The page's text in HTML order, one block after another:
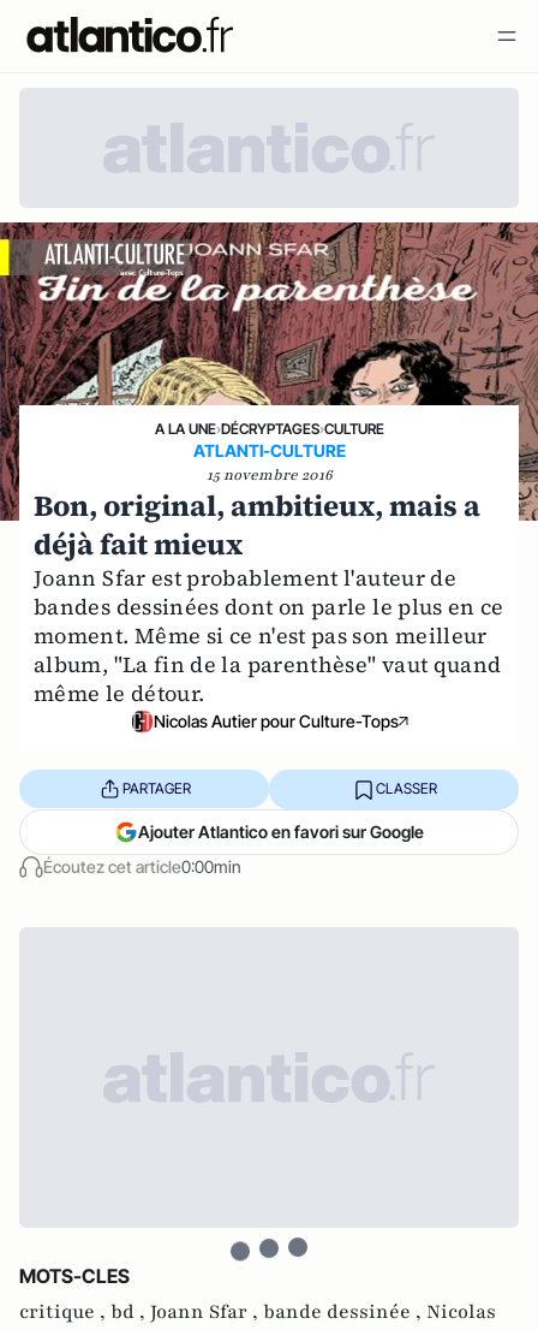
A LA UNE›DÉCRYPTAGES›CULTURE
ATLANTI-CULTURE
15 novembre 2016
Bon, original, ambitieux, mais a
déjà fait mieux
Joann Sfar est probablement l'auteur de
bandes dessinées dont on parle le plus en ce
moment. Même si ce n'est pas son meilleur
album, "La fin de la parenthèse" vaut quand
même le détour.
Nicolas Autier pour Culture-Tops
Écoutez cet article0:00min
PARTAGER CLASSER
Ajouter Atlantico en favori sur Google
MOTS-CLES
critique , bd , Joann Sfar , bande dessinée , Nicolas